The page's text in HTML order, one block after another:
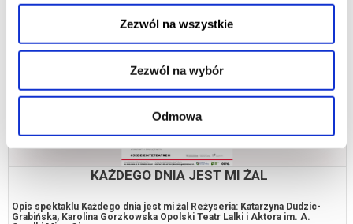
Zezwól na wszystkie
Zezwól na wybór
Odmowa
KAŻDEGO DNIA JEST MI ŻAL
Opis spektaklu Każdego dnia jest mi żal Reżyseria: Katarzyna Dudzic-
Grabińska, Karolina Gorzkowska Opolski Teatr Lalki i Aktora im. A.